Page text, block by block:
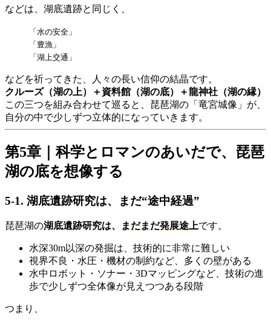
などは、湖底遺跡と同じく、
「水の安全」
「豊漁」
「湖上交通」
などを祈ってきた、人々の長い信仰の結晶です。
クルーズ（湖の上）＋資料館（湖の底）＋龍神社（湖の縁）
この三つを組み合わせて巡ると、琵琶湖の「竜宮城像」が、
自分の中で少しずつ立体的になっていきます。
第5章｜科学とロマンのあいだで、琵琶
湖の底を想像する
5-1. 湖底遺跡研究は、まだ“途中経過”
琵琶湖の湖底遺跡研究は、 まだまだ発展途上です。
水深30m以深の発掘は、技術的に非常に難しい
視界不良・水圧・機材の制約など、多くの壁がある
水中ロボット・ソナー・3Dマッピングなど、技術の進
歩で少しずつ全体像が見えつつある段階
つまり、